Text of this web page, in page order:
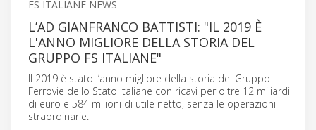
FS ITALIANE NEWS
L’AD GIANFRANCO BATTISTI: "IL 2019 È
L'ANNO MIGLIORE DELLA STORIA DEL
GRUPPO FS ITALIANE"
Il 2019 è stato l’anno migliore della storia del Gruppo
Ferrovie dello Stato Italiane con ricavi per oltre 12 miliardi
di euro e 584 milioni di utile netto, senza le operazioni
straordinarie.